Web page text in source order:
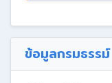
ข้อมูลกรมธรรม์